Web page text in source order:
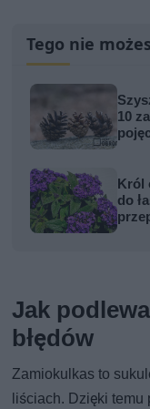
Tego nie
10
Król
do
Jak
błędów
Zamiokulkas to
liściach. Dzięki